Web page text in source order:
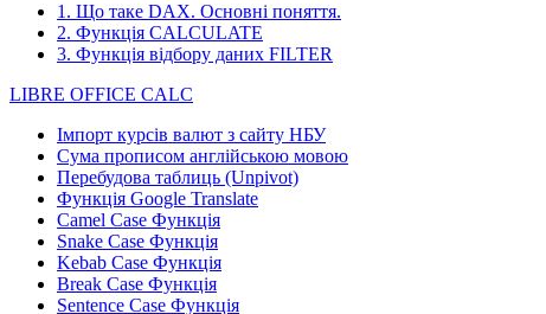
1. Що таке DAX. Основні поняття.
2. Функція CALCULATE
3. Функція відбору даних FILTER
LIBRE OFFICE CALC
Імпорт курсів валют з сайту НБУ
Сума прописом англійською мовою
Перебудова таблиць (Unpivot)
Функція Google Translate
Camel Case Функція
Snake Case Функція
Kebab Case Функція
Break Case Функція
Sentence Case Функція